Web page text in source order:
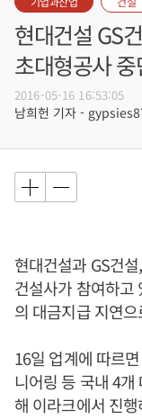
현대건설 GS
초대형공사 중
2016-05-16 16:53:05
남희헌 기자 -
현대건설과 GS건
건설사가 참여하고
의 대금지급 지연
16일 업계에 따르
니어링 등 국내 4개
해 이라크에서 진